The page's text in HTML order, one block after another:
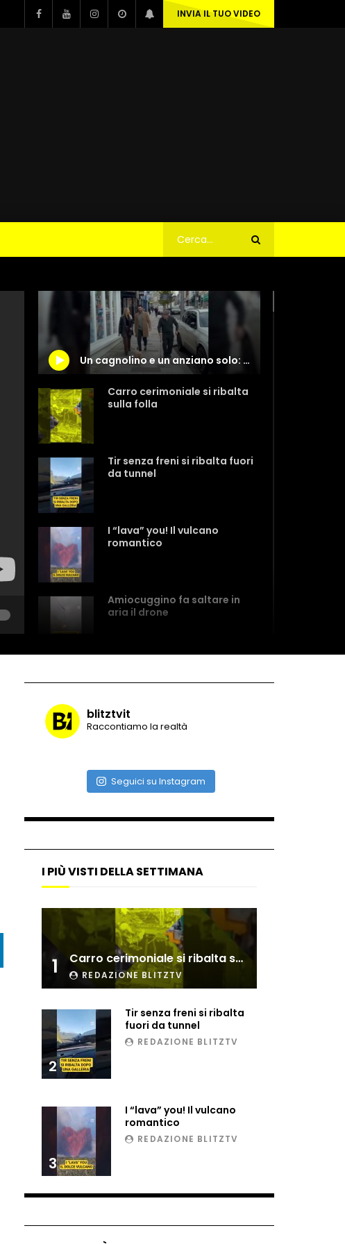
INVIA IL TUO VIDEO
Un cagnolino e un anziano solo: lo spot di Natale che vi farà piangere
Carro cerimoniale si ribalta
sulla folla
Tir senza freni si ribalta fuori
da tunnel
I “lava” you! Il vulcano
romantico
Amiocuggino fa saltare in
aria il drone
dopo incidente
Nei casinò arriva il cambio
Esplode cabina elettrica
sotterranea
Grattacielo crolla per un
incendio
Ammiocuggino con la ruspa…
blitztvit
Raccontiamo la realtà
Seguici su Instagram
I PIÙ VISTI DELLA SETTIMANA
1 Carro cerimoniale si ribalta sulla folla
REDAZIONE BLITZTV
2
Tir senza freni si ribalta
fuori da tunnel
REDAZIONE BLITZTV
3
I “lava” you! Il vulcano
romantico
REDAZIONE BLITZTV